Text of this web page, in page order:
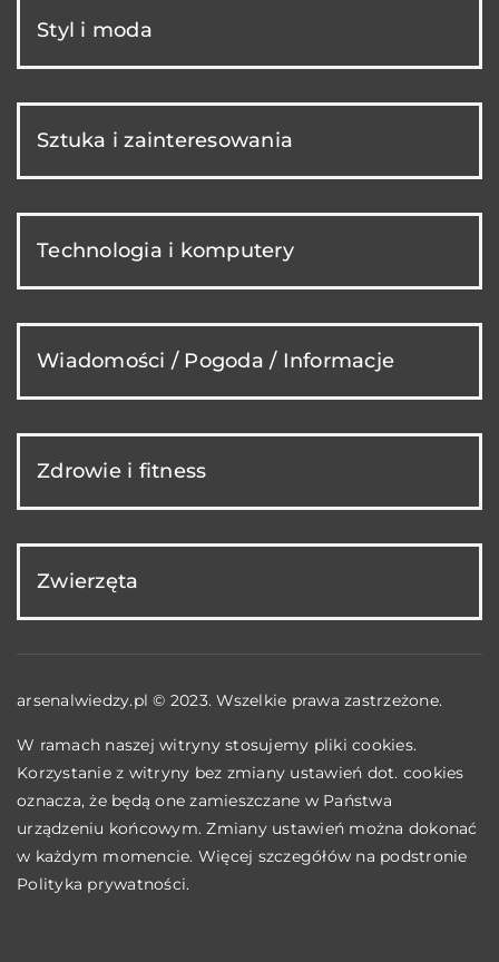
Styl i moda
Sztuka i zainteresowania
Technologia i komputery
Wiadomości / Pogoda / Informacje
Zdrowie i fitness
Zwierzęta
arsenalwiedzy.pl © 2023. Wszelkie prawa zastrzeżone.
W ramach naszej witryny stosujemy pliki cookies.
Korzystanie z witryny bez zmiany ustawień dot. cookies
oznacza, że będą one zamieszczane w Państwa
urządzeniu końcowym. Zmiany ustawień można dokonać
w każdym momencie. Więcej szczegółów na podstronie
Polityka prywatności.